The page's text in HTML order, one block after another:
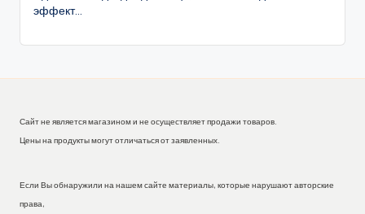
эффект...
Сайт не является магазином и не осуществляет продажи товаров.
Цены на продукты могут отличаться от заявленных.
Если Вы обнаружили на нашем сайте материалы, которые нарушают авторские
права,